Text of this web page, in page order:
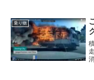
乗り物